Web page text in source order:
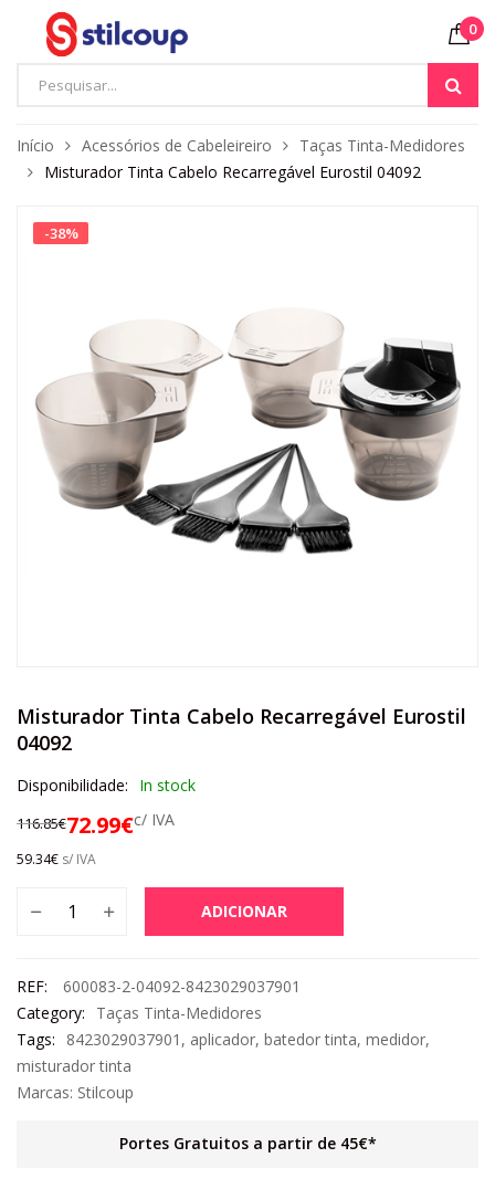
0
Início Acessórios de Cabeleireiro
Taças Tinta-Medidores
Misturador Tinta Cabelo Recarregável Eurostil 04092
-38%
Misturador Tinta Cabelo Recarregável Eurostil
04092
Disponibilidade: In stock
116.85€72.99€c/ IVA
59.34€ s/ IVA
ADICIONAR
REF:
600083-2-04092-8423029037901
Category:
Taças Tinta-Medidores
Tags:
8423029037901 , aplicador, batedor tinta, medidor,
misturador tinta
Marcas: Stilcoup
Portes Gratuitos a partir de 45€*